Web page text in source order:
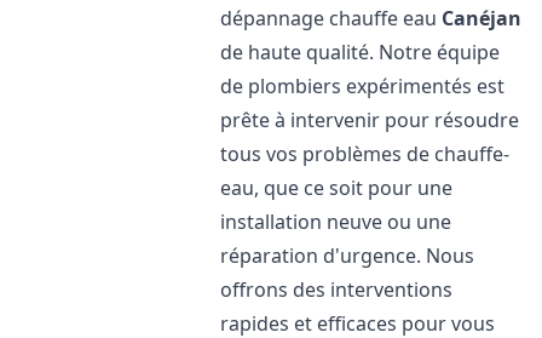
dépannage chauffe eau Canéjan
de haute qualité. Notre équipe
de plombiers expérimentés est
prête à intervenir pour résoudre
tous vos problèmes de chauffe-
eau, que ce soit pour une
installation neuve ou une
réparation d'urgence. Nous
offrons des interventions
rapides et efficaces pour vous